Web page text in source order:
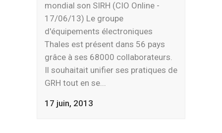
mondial son SIRH (CIO Online -
17/06/13) Le groupe
d'équipements électroniques
Thales est présent dans 56 pays
grâce à ses 68000 collaborateurs.
Il souhaitait unifier ses pratiques de
GRH tout en se...
17 juin, 2013